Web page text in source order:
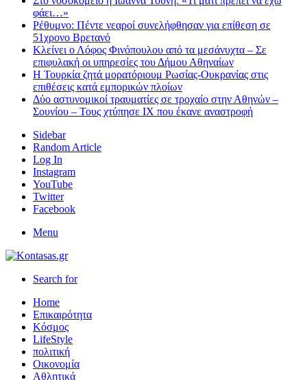
φάει…»
Ρέθυμνο: Πέντε νεαροί συνελήφθησαν για επίθεση σε
51χρονο Βρετανό
Κλείνει ο Λόφος Φινόπουλου από τα μεσάνυχτα – Σε
επιφυλακή οι υπηρεσίες του Δήμου Αθηναίων
Η Τουρκία ζητά μορατόριουμ Ρωσίας-Ουκρανίας στις
επιθέσεις κατά εμπορικών πλοίων
Δύο αστυνομικοί τραυματίες σε τροχαίο στην Αθηνών –
Σουνίου – Τους χτύπησε ΙΧ που έκανε αναστροφή
Sidebar
Random Article
Log In
Instagram
YouTube
Twitter
Facebook
Menu
Search for
Home
Επικαιρότητα
Κόσμος
LifeStyle
πολιτική
Οικονομία
Αθλητικά